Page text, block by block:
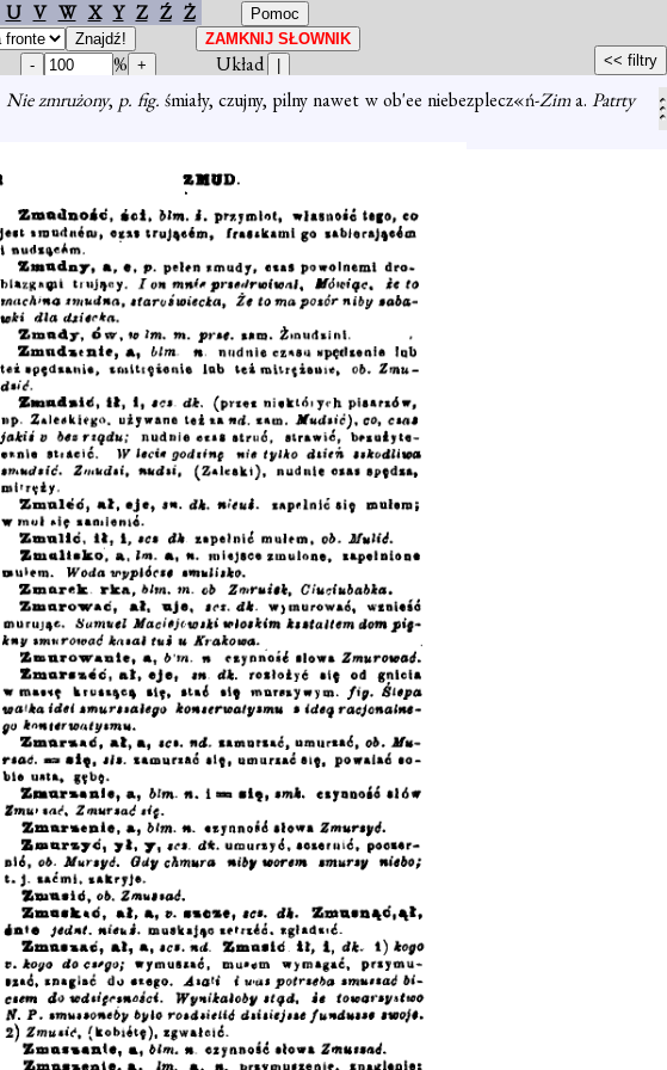
U V W X Y Z Ź Ż
%
Układ
Nie zmrużony, p. fig.śmiały, czujny, pilny nawet w ob'ee niebezplecz«ń-Zima.Patrty